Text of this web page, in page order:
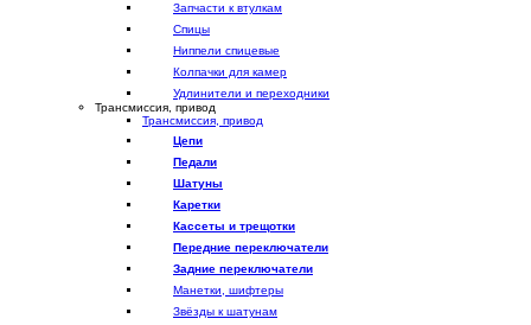
Запчасти к втулкам
Спицы
Ниппели спицевые
Колпачки для камер
Удлинители и переходники
Трансмиссия, привод
Трансмиссия, привод
Цепи
Педали
Шатуны
Каретки
Кассеты и трещотки
Передние переключатели
Задние переключатели
Манетки, шифтеры
Звёзды к шатунам